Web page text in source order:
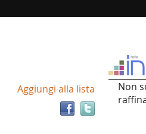
Trova
Aggiungi alla lista
Non